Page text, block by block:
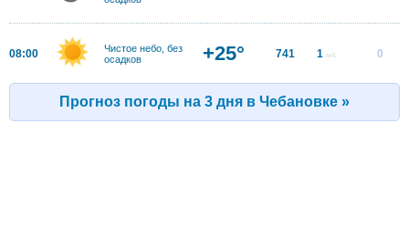
08:00
Чистое небо, без
осадков
+25° 741 1 м/с 0
Прогноз погоды на 3 дня в Чебановке »